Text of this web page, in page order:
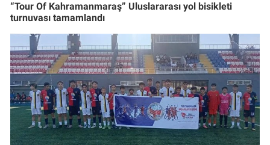
“Tour Of Kahramanmaraş” Uluslararası yol bisikleti
turnuvası tamamlandı